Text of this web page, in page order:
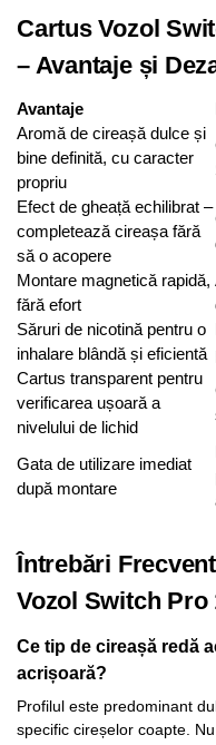
Cartus Vozol
– Avantaje și
Avantaje
Aromă de cireașă dulce și
bine definită, cu caracter
propriu
Efect de gheață echilibrat –
completează cireașa fără
să o acopere
Montare magnetică rapidă,
fără efort
Săruri de nicotină pentru o
inhalare blândă și eficientă
Cartus transparent pentru
verificarea ușoară a
nivelului de lichid
Gata de utilizare imediat
după montare
Întrebări
Vozol Switch Pro
Ce tip de cireașă redă
acrișoară?
Profilul este predominant
specific cireșelor coapte.